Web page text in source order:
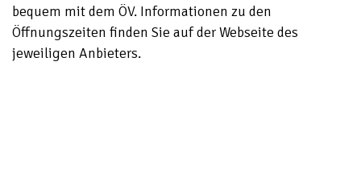
bequem mit dem ÖV. Informationen zu den
Öffnungszeiten finden Sie auf der Webseite des
jeweiligen Anbieters.